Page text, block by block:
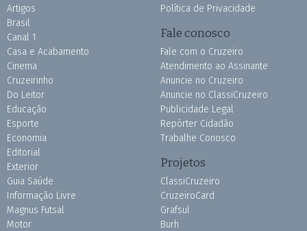
Artigos
Brasil
Canal 1
Casa e Acabamento
Cinema
Cruzeirinho
Do Leitor
Educação
Esporte
Economia
Editorial
Exterior
Guia Saúde
Informação Livre
Magnus Futsal
Motor
Política de Privacidade
Fale conosco
Fale com o Cruzeiro
Atendimento ao Assinante
Anuncie no Cruzeiro
Anuncie no ClassiCruzeiro
Publicidade Legal
Repórter Cidadão
Trabalhe Conosco
Projetos
ClassiCruzeiro
CruzeiroCard
Grafsul
Burh